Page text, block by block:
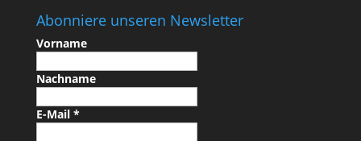
Abonniere unseren Newsletter
Vorname
Nachname
E-Mail *